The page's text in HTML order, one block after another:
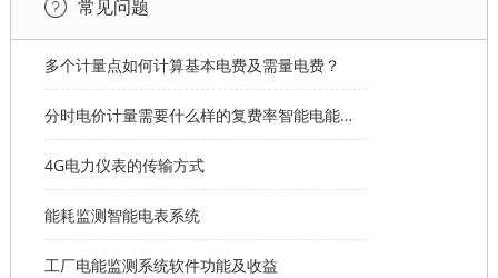
常见问题
多个计量点如何计算基本电费及需量电费？
分时电价计量需要什么样的复费率智能电能表？
4G电力仪表的传输方式
能耗监测智能电表系统
工厂电能监测系统软件功能及收益